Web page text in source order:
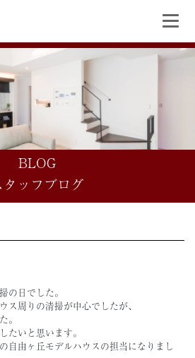
BLOG
タッフブログ
の日でした。
ス周りの清掃が中心でしたが、
。
たいと思います。
自由ヶ丘モデルハウスの担当になりまし